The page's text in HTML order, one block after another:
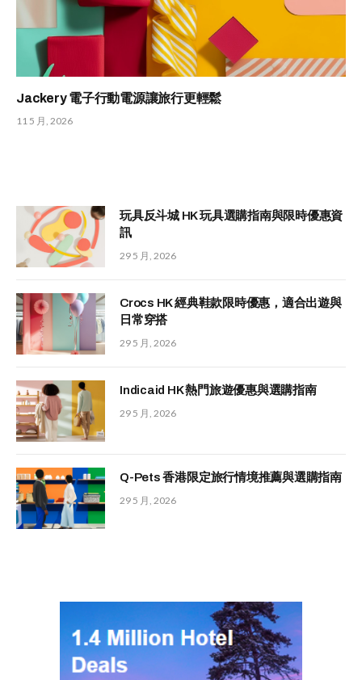
Jackery 電子行動電源讓旅行更輕鬆
11 5 月, 2026
玩具反斗城 HK 玩具選購指南與限時優惠資
訊
29 5 月, 2026
Crocs HK 經典鞋款限時優惠，適合出遊與
日常穿搭
29 5 月, 2026
Indicaid HK 熱門旅遊優惠與選購指南
29 5 月, 2026
Q-Pets 香港限定旅行情境推薦與選購指南
29 5 月, 2026